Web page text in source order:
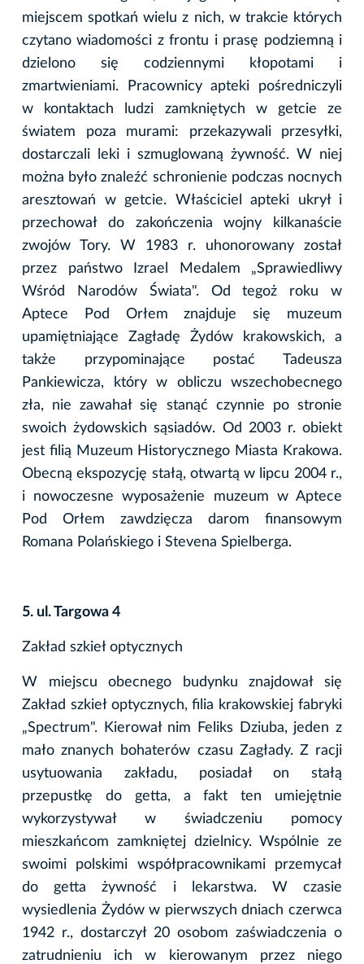
miejscem spotkań wielu z nich, w trakcie których
czytano wiadomości z frontu i prasę podziemną i
dzielono się codziennymi kłopotami i
zmartwieniami. Pracownicy apteki pośredniczyli
w kontaktach ludzi zamkniętych w getcie ze
światem poza murami: przekazywali przesyłki,
dostarczali leki i szmuglowaną żywność. W niej
można było znaleźć schronienie podczas nocnych
aresztowań w getcie. Właściciel apteki ukrył i
przechował do zakończenia wojny kilkanaście
zwojów Tory. W 1983 r. uhonorowany został
przez państwo Izrael Medalem „Sprawiedliwy
Wśród Narodów Świata". Od tegoż roku w
Aptece Pod Orłem znajduje się muzeum
upamiętniające Zagładę Żydów krakowskich, a
także przypominające postać Tadeusza
Pankiewicza, który w obliczu wszechobecnego
zła, nie zawahał się stanąć czynnie po stronie
swoich żydowskich sąsiadów. Od 2003 r. obiekt
jest filią Muzeum Historycznego Miasta Krakowa.
Obecną ekspozycję stałą, otwartą w lipcu 2004 r.,
i nowoczesne wyposażenie muzeum w Aptece
Pod Orłem zawdzięcza darom finansowym
Romana Polańskiego i Stevena Spielberga.
5. ul. Targowa 4
Zakład szkieł optycznych
W miejscu obecnego budynku znajdował się
Zakład szkieł optycznych, filia krakowskiej fabryki
„Spectrum". Kierował nim Feliks Dziuba, jeden z
mało znanych bohaterów czasu Zagłady. Z racji
usytuowania zakładu, posiadał on stałą
przepustkę do getta, a fakt ten umiejętnie
wykorzystywał w świadczeniu pomocy
mieszkańcom zamkniętej dzielnicy. Wspólnie ze
swoimi polskimi współpracownikami przemycał
do getta żywność i lekarstwa. W czasie
wysiedlenia Żydów w pierwszych dniach czerwca
1942 r., dostarczył 20 osobom zaświadczenia o
zatrudnieniu ich w kierowanym przez niego